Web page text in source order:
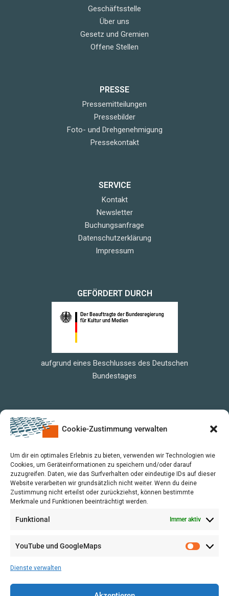
Cookie-Zustimmung verwalten
Um dir ein optimales Erlebnis zu bieten, verwenden wir Technologien wie
Cookies, um Geräteinformationen zu speichern und/oder darauf
zuzugreifen. Daten, wie das Surfverhalten oder eindeutige IDs auf dieser
Website verarbeiten wir grundsätzlich nicht weiter. Wenn du deine
Zustimmung nicht erteilst oder zurückziehst, können bestimmte
Merkmale und Funktionen beeinträchtigt werden.
Funktional Immer aktiv
YouTube und GoogleMaps
Dienste verwalten
Geschäftsstelle
Über uns
Gesetz und Gremien
Offene Stellen
PRESSE
Pressemitteilungen
Pressebilder
Foto- und Drehgenehmigung
Pressekontakt
SERVICE
Kontakt
Newsletter
Buchungsanfrage
Datenschutzerklärung
Impressum
GEFÖRDERT DURCH
aufgrund eines Beschlusses des Deutschen
Bundestages
VERWALTUNG